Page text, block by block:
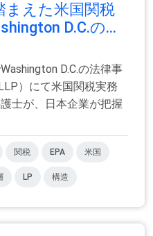
まえた米国関税
D.C.の...
D.C.の法律事
）にて米国関税実務
士が、日本企業が把握
関税 EPA 米国
LP 構造